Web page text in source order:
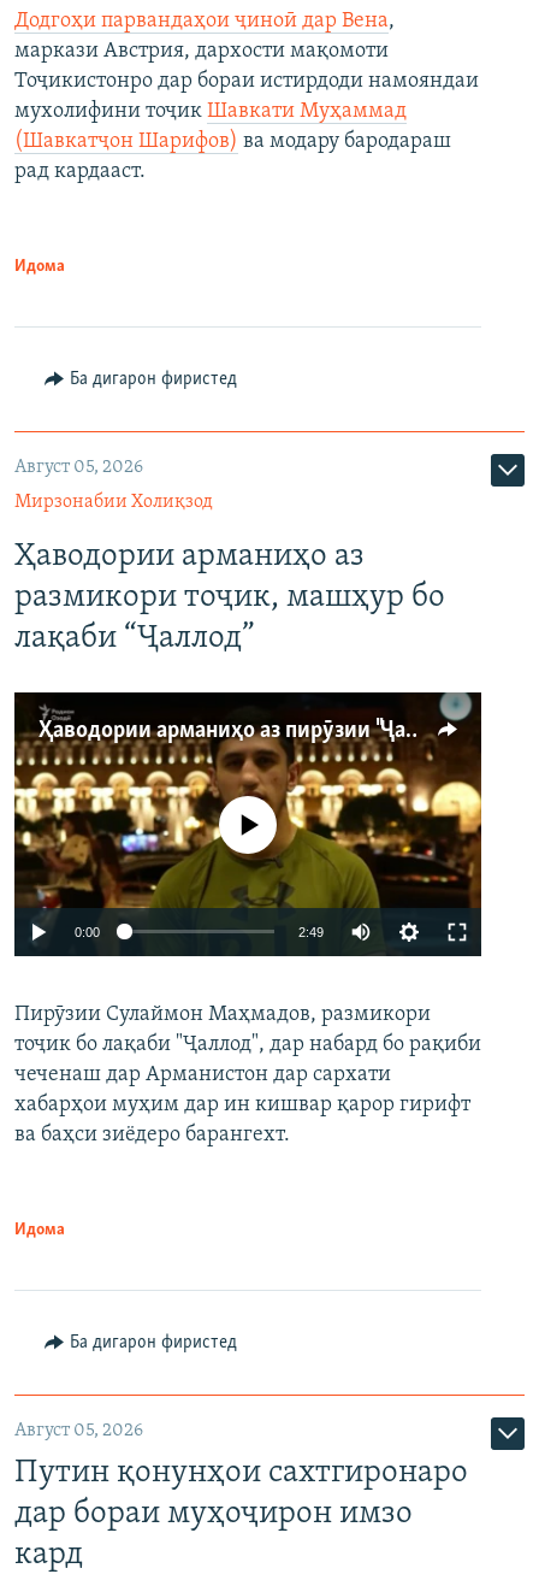
Додгоҳи парвандаҳои ҷиноӣ дар Вена,
маркази Австрия, дархости мақомоти
Тоҷикистонро дар бораи истирдоди намояндаи
мухолифини тоҷик Шавкати Муҳаммад
(Шавкатҷон Шарифов) ва модару бародараш
рад кардааст.
Идома
Ба дигарон фиристед
Август 05, 2026
Мирзонабии Холиқзод
Ҳаводории арманиҳо аз
размикори тоҷик, машҳур бо
лақаби “Ҷаллод”
Ҳаводории арманиҳо аз пирӯзии "Ҷаллод"-и тоҷик
Auto 240p 360p 480p
720p 1080p
Феълан кор намекунад
0:00 2:49
360p
480p
Пирӯзии Сулаймон Маҳмадов, размикори
тоҷик бо лақаби "Ҷаллод", дар набард бо рақиби
чеченаш дар Арманистон дар сархати
хабарҳои муҳим дар ин кишвар қарор гирифт
ва баҳси зиёдеро барангехт.
Идома
Ба дигарон фиристед
Август 05, 2026
Путин қонунҳои сахтгиронаро
дар бораи муҳоҷирон имзо
кард